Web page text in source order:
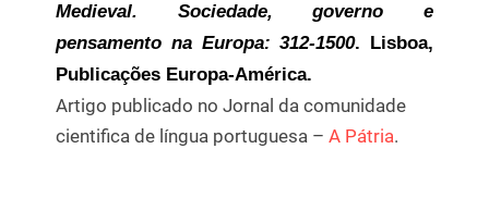
Medieval. Sociedade, governo e
pensamento na Europa: 312-1500. Lisboa,
Publicações Europa-América.
Artigo publicado no Jornal da comunidade
cientifica de língua portuguesa – A Pátria.